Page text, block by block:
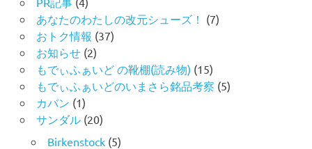
あなたのわたしの改元シューズ！ (7)
おトク情報 (37)
お知らせ(2)
もでぃふぁいど の靴棚(読み物) (15)
もでぃふぁいどのいまさら銘品考察 (5)
カバン (1)
サンダル(20)
Birkenstock(5)